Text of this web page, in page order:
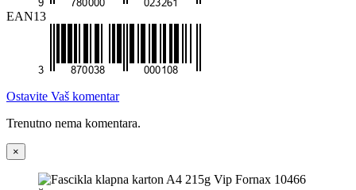
EAN13
Ostavite Vaš komentar
Trenutno nema komentara.
×